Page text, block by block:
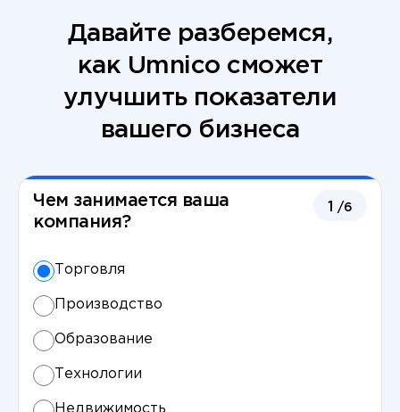
Давайте разберемся,
как Umnico сможет
улучшить показатели
вашего бизнеса
Чем занимается ваша
компания?
1 /6
Торговля
Производство
Образование
Технологии
Недвижимость